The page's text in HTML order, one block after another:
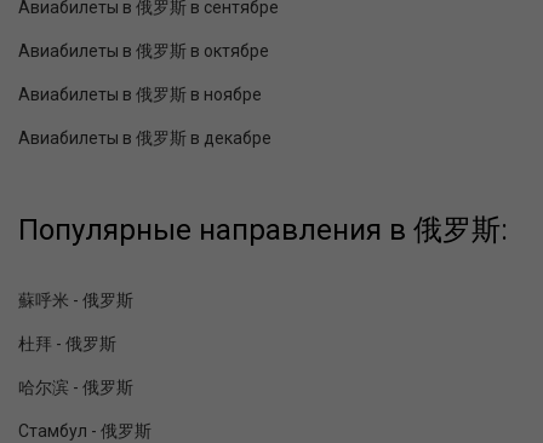
Авиабилеты в 俄罗斯 в сентябре
Авиабилеты в 俄罗斯 в октябре
Авиабилеты в 俄罗斯 в ноябре
Авиабилеты в 俄罗斯 в декабре
Популярные направления в 俄罗斯:
蘇呼米 - 俄罗斯
杜拜 - 俄罗斯
哈尔滨 - 俄罗斯
Стамбул - 俄罗斯